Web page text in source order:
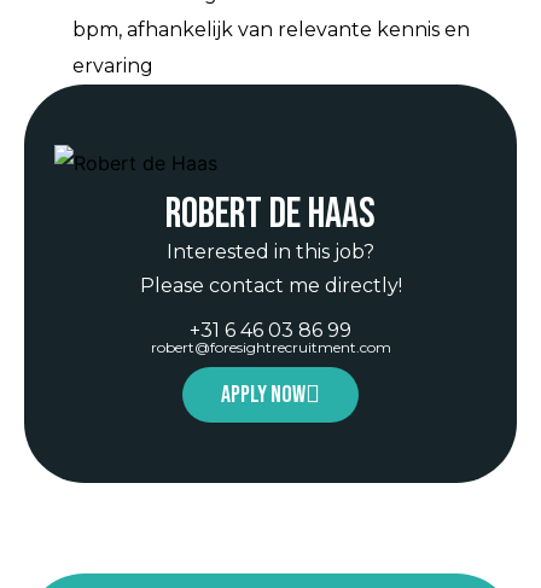
bpm, afhankelijk van relevante kennis en
ervaring
Robert de Haas
Interested in this job?
Please contact me directly!
+31 6 46 03 86 99
robert@foresightrecruitment.com
Apply now